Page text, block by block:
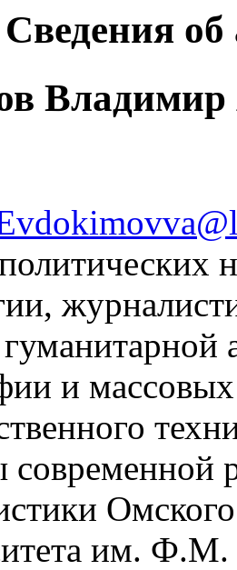
Сведения об
Владимир
и
современной
Омского
им. Ф.М.